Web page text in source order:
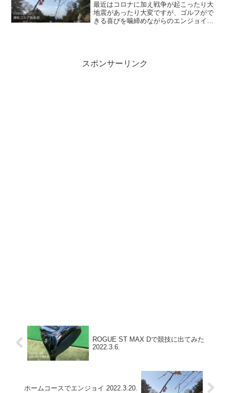
最近はコロナに加え戦争が起こったり大
地震があったり大変ですが、ゴルフがで
きる喜びを噛締めながらのエンジョイラ
スポンサーリンク
ROGUE ST MAX Dで競技に出てみた
2022.3.6.
ホームコースでエンジョイ 2022.3.20.